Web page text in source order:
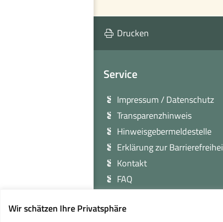
Wir schätzen Ihre Privatsphäre
Drucken
Service
Impressum / Datenschutz
Transparenzhinweis
Hinweisgebermeldestelle
Erklärung zur
Kontakt
FAQ
Cookie Einstellungen